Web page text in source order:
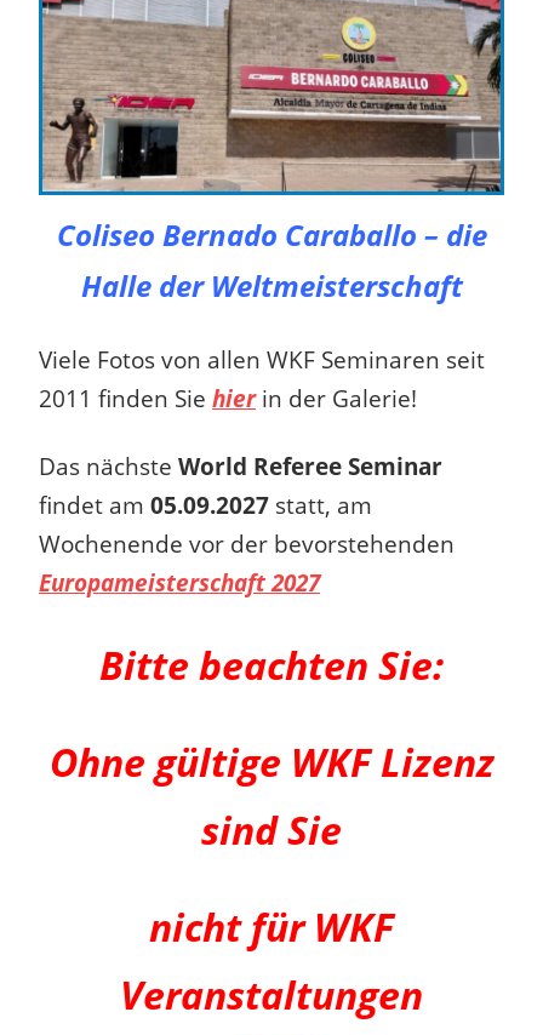
Coliseo Bernado Caraballo – die
Halle der Weltmeisterschaft
Viele Fotos von allen WKF Seminaren seit
2011 finden Sie hier in der Galerie!
Das nächste World Referee Seminar
findet am 05.09.2027 statt, am
Wochenende vor der bevorstehenden
Europameisterschaft 2027
Bitte beachten Sie:
Ohne gültige WKF Lizenz
sind Sie
nicht für WKF
Veranstaltungen